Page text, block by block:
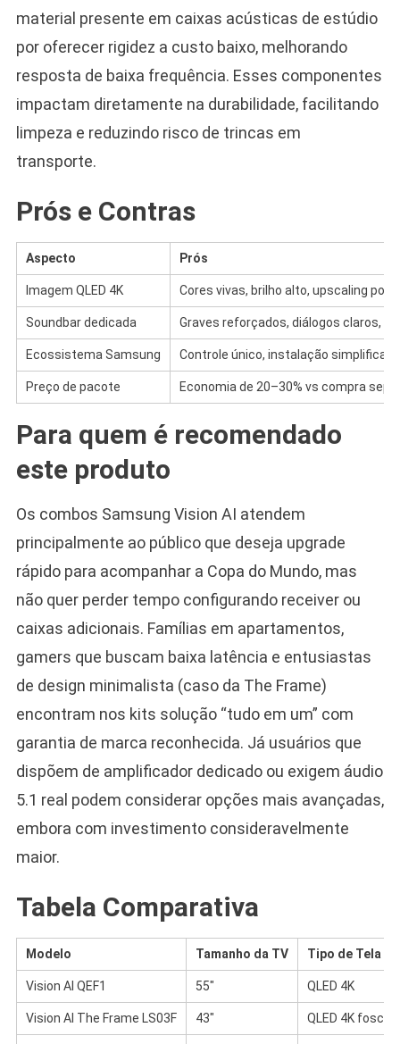
material presente em caixas acústicas de estúdio
por oferecer rigidez a custo baixo, melhorando
resposta de baixa frequência. Esses componentes
impactam diretamente na durabilidade, facilitando
limpeza e reduzindo risco de trincas em
transporte.
Prós e Contras
Aspecto Prós
Imagem QLED 4K Cores vivas, brilho alto, upscaling por
Soundbar dedicada Graves reforçados, diálogos claros,
Ecossistema Samsung Controle único, instalação simplificada
Preço de pacote Economia de 20–30% vs compra
Para quem é recomendado
este produto
Os combos Samsung Vision AI atendem
principalmente ao público que deseja upgrade
rápido para acompanhar a Copa do Mundo, mas
não quer perder tempo configurando receiver ou
caixas adicionais. Famílias em apartamentos,
gamers que buscam baixa latência e entusiastas
de design minimalista (caso da The Frame)
encontram nos kits solução “tudo em um” com
garantia de marca reconhecida. Já usuários que
dispõem de amplificador dedicado ou exigem áudio
5.1 real podem considerar opções mais avançadas,
embora com investimento consideravelmente
maior.
Tabela Comparativa
Modelo Tamanho da TV Tipo de Tela
Vision AI QEF1 55″ QLED 4K
Vision AI The Frame LS03F 43″ QLED 4K fosco